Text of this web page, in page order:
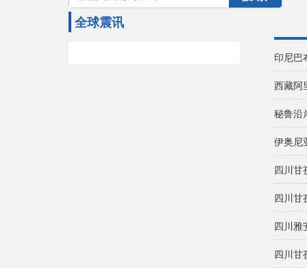
全球震讯
印尼巴
西藏阿
秘鲁沿
伊奥尼
四川甘
四川甘
四川雅
四川甘